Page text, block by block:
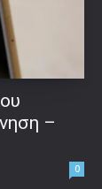
–
0